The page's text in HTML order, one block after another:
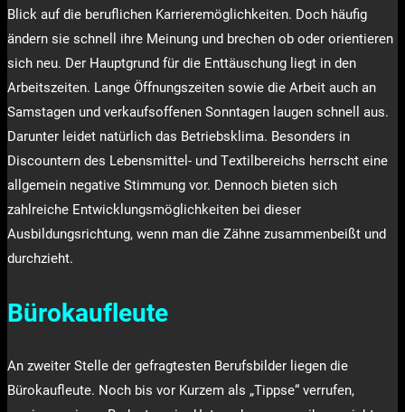
Blick auf die beruflichen Karrieremöglichkeiten. Doch häufig
ändern sie schnell ihre Meinung und brechen ob oder orientieren
sich neu. Der Hauptgrund für die Enttäuschung liegt in den
Arbeitszeiten. Lange Öffnungszeiten sowie die Arbeit auch an
Samstagen und verkaufsoffenen Sonntagen laugen schnell aus.
Darunter leidet natürlich das Betriebsklima. Besonders in
Discountern des Lebensmittel- und Textilbereichs herrscht eine
allgemein negative Stimmung vor. Dennoch bieten sich
zahlreiche Entwicklungsmöglichkeiten bei dieser
Ausbildungsrichtung, wenn man die Zähne zusammenbeißt und
durchzieht.
Bürokaufleute
An zweiter Stelle der gefragtesten Berufsbilder liegen die
Bürokaufleute. Noch bis vor Kurzem als „Tippse“ verrufen,